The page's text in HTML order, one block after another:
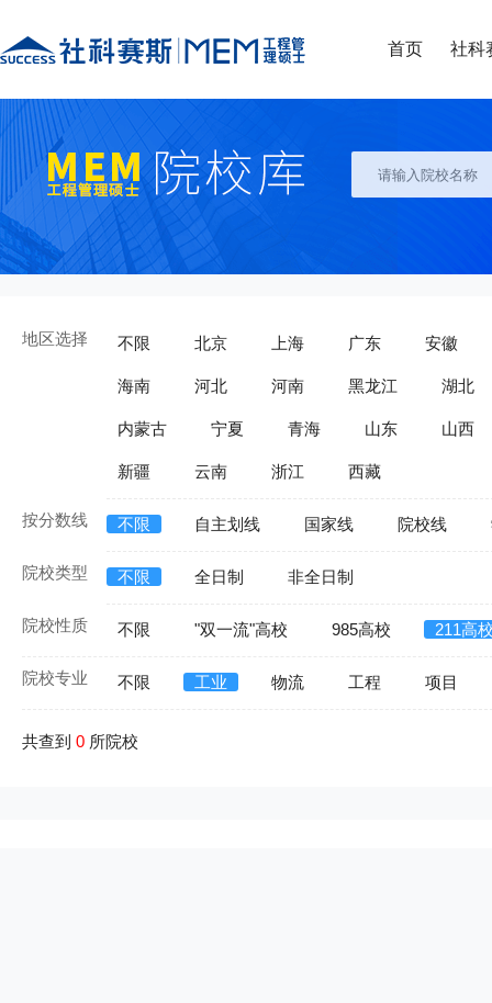
首页 社科
地区选择 不限 北京 上海 广东 安徽
海南 河北 河南 黑龙江 湖北
内蒙古 宁夏 青海 山东 山西
新疆 云南 浙江 西藏
按分数线 不限 自主划线 国家线 院校线
院校类型 不限 全日制 非全日制
院校性质 不限 "双一流"高校 985高校 211高
院校专业 不限 工业 物流 工程 项目
共查到 0 所院校